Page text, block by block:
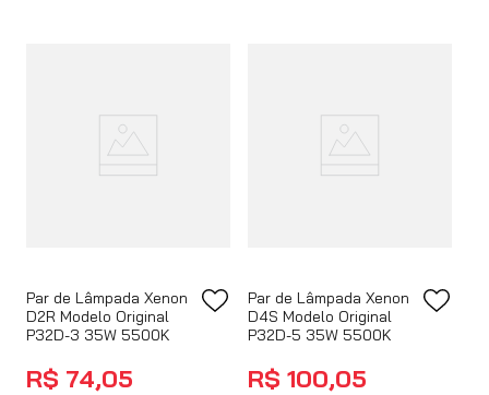
Par de Lâmpada Xenon
D2R Modelo Original
P32D-3 35W 5500K
R$ 74,05
Par de Lâmpada Xenon
D4S Modelo Original
P32D-5 35W 5500K
R$ 100,05